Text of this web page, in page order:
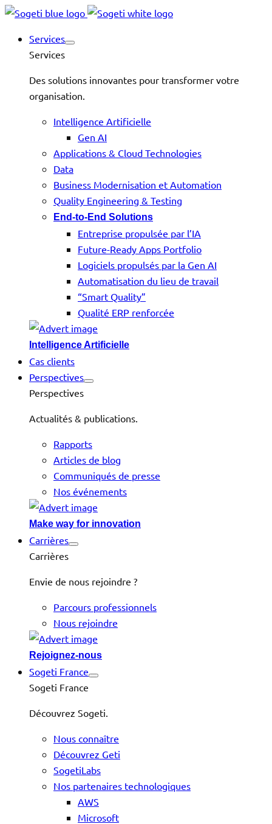
Services
Services
Des solutions innovantes pour transformer votre
organisation.
Intelligence Artificielle
Gen AI
Applications & Cloud Technologies
Data
Business Modernisation et Automation
Quality Engineering & Testing
End-to-End Solutions
Entreprise propulsée par l’IA
Future-Ready Apps Portfolio
Logiciels propulsés par la Gen AI
Automatisation du lieu de travail
“Smart Quality”
Qualité ERP renforcée
Intelligence Artificielle
Cas clients
Perspectives
Perspectives
Actualités & publications.
Rapports
Articles de blog
Communiqués de presse
Nos événements
Make way for innovation
Carrières
Carrières
Envie de nous rejoindre ?
Parcours professionnels
Nous rejoindre
Rejoignez-nous
Sogeti France
Sogeti France
Découvrez Sogeti.
Nous connaître
Découvrez Geti
SogetiLabs
Nos partenaires technologiques
AWS
Microsoft